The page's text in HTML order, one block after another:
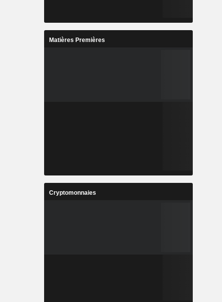
Matières Premières
Cryptomonnaies